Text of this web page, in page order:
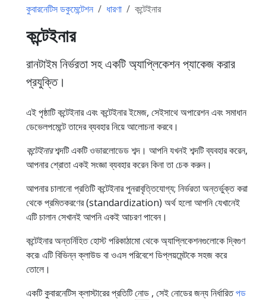
কুবারনেটিস ডকুমেন্টেশন ধারণা কন্টেইনার
কন্টেইনার
রানটাইম নির্ভরতা সহ একটি অ্যাপ্লিকেশন প্যাকেজ করার
প্রযুক্তি।
এই পৃষ্ঠাটি কন্টেইনার এবং কন্টেইনার ইমেজ, সেইসাথে অপারেশন এবং সমাধান
ডেভেলপমেন্টে তাদের ব্যবহার নিয়ে আলোচনা করবে।
কন্টেইনারশব্দটি একটি ওভারলোডেড শব্দ। আপনি যখনই শব্দটি ব্যবহার করেন,
আপনার শ্রোতা একই সংজ্ঞা ব্যবহার করেন কিনা তা চেক করুন।
আপনার চালানো প্রতিটি কন্টেইনার পুনরাবৃত্তিযোগ্য; নির্ভরতা অন্তর্ভুক্ত করা
থেকে প্রমিতকরণের (standardization) অর্থ হলো আপনি যেখানেই
এটি চালান সেখানই আপনি একই আচরণ পাবেন।
কন্টেইনার অন্তর্নিহিত হোস্ট পরিকাঠামো থেকে অ্যাপ্লিকেশনগুলোকে দ্বিগুণ
করে৷ এটি বিভিন্ন ক্লাউড বা ওএস পরিবেশে ডিপ্লয়মেন্টকে সহজ করে
তোলে।
একটি কুবারনেটিস ক্লাস্টারের প্রতিটিনোড , সেই নোডের জন্য নির্ধারিতপড